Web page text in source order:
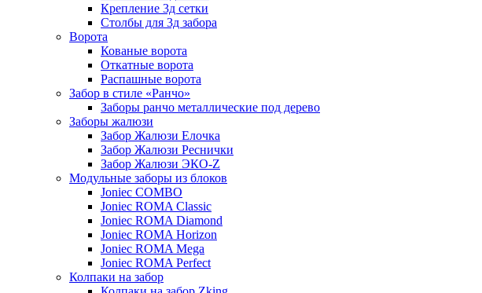
Крепление 3д сетки
Столбы для 3д забора
Ворота
Кованые ворота
Откатные ворота
Распашные ворота
Забор в стиле «Ранчо»
Заборы ранчо металлические под дерево
Заборы жалюзи
Забор Жалюзи Елочка
Забор Жалюзи Реснички
Забор Жалюзи ЭКО-Z
Модульные заборы из блоков
Joniec COMBO
Joniec ROMA Classic
Joniec ROMA Diamond
Joniec ROMA Horizon
Joniec ROMA Mega
Joniec ROMA Perfect
Колпаки на забор